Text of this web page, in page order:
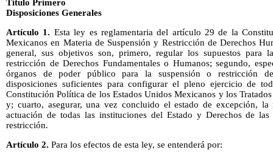
Título Primero
Disposiciones Generales
Artículo 1. Esta ley es reglamentaria del artículo 29 de la
Mexicanos en Materia de Suspensión y Restricción de Derechos
general, sus objetivos son, primero, regular los supuestos para
restricción de Derechos Fundamentales o Humanos; segundo,
órganos de poder público para la suspensión o restricción
disposiciones suficientes para configurar el pleno ejercicio de
Constitución Política de los Estados Unidos Mexicanos y los
y; cuarto, asegurar, una vez concluido el estado de excepción,
actuación de todas las instituciones del Estado y Derechos de
restricción.
Artículo 2. Para los efectos de esta ley, se entenderá por: